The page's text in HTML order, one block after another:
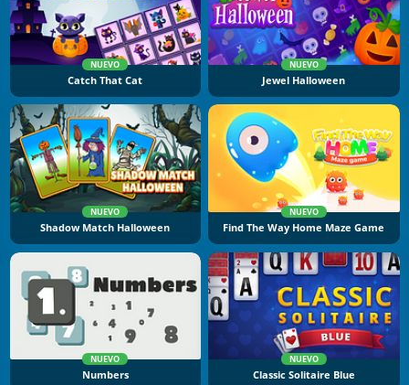
NUEVO
Catch That Cat
NUEVO
Jewel Halloween
NUEVO
Shadow Match Halloween
NUEVO
Find The Way Home Maze Game
NUEVO
Numbers
NUEVO
Classic Solitaire Blue